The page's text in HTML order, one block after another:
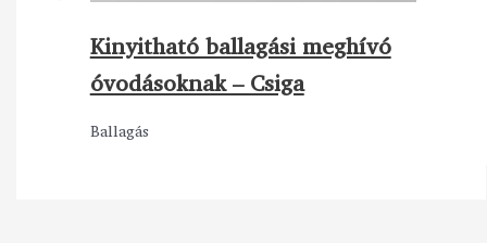
Kinyitható ballagási meghívó
óvodásoknak – Csiga
Ballagás